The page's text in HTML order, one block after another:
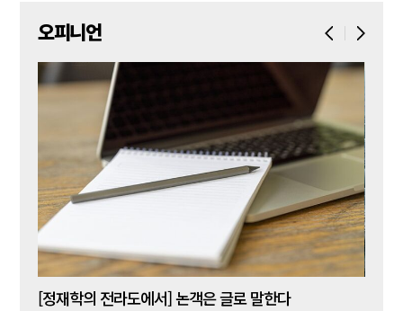
오피니언
[정재학의 전라도에서] 논객은 글로 말한다